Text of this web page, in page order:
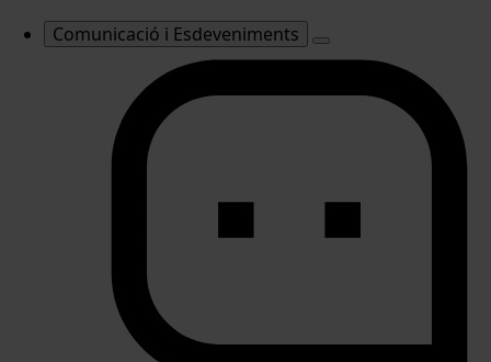
Comunicació i Esdeveniments